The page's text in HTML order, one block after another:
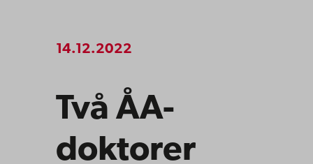
14.12.2022
Två ÅA-
doktorer